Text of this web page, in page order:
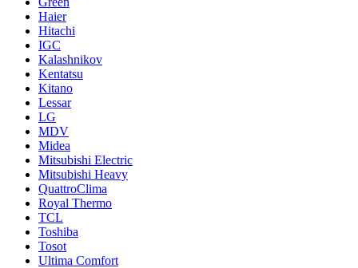
Haier
Hitachi
IGC
Kalashnikov
Kentatsu
Kitano
Lessar
LG
MDV
Midea
Mitsubishi Electric
Mitsubishi Heavy
QuattroClima
Royal Thermo
TCL
Toshiba
Tosot
Ultima Comfort